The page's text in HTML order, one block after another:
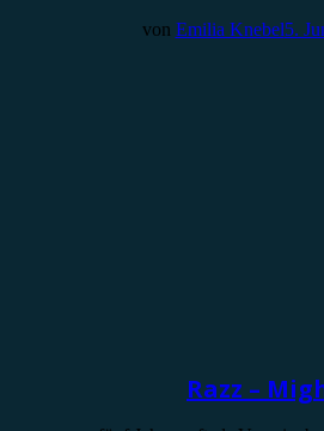
von Emilia Knebel5.
Razz –